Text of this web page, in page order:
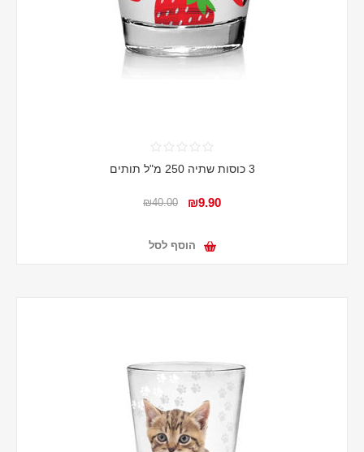
3 כוסות שתיה 250 מ"ל תותים
₪9.90
₪40.00
הוסף לסל